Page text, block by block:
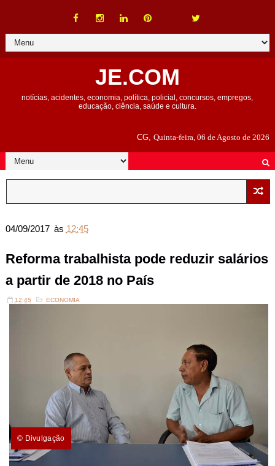
JE.COM
notícias, acidentes, economia, política, policial, concursos, empregos,
educação, ciência, saúde e cultura.
CG,Quinta-feira, 06 de Agosto de 2026
04/09/2017 às 12:45
Reforma trabalhista pode reduzir salários
a partir de 2018 no País
12:45 ECONOMIA
© Divulgação